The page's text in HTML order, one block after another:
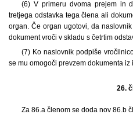
(6) V primeru dvoma prejem in
tretjega odstavka tega člena ali
organ. Če organ ugotovi, da
dokument vroči v skladu s četrtim
(7) Ko naslovnik podpiše
se mu omogoči prevzem dokumenta iz
26.
Za 86.a členom se doda nov 86.b